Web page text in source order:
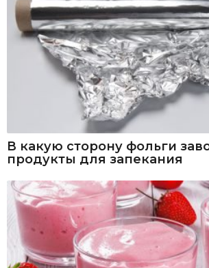
В какую сторону фольги
продукты для запекания